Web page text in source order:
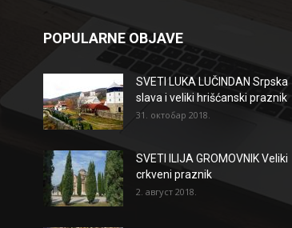
POPULARNE OBJAVE
SVETI LUKA LUČINDAN Srpska
slava i veliki hrišćanski praznik
31. октобар 2018.
SVETI ILIJA GROMOVNIK Veliki
crkveni praznik
2. август 2018.